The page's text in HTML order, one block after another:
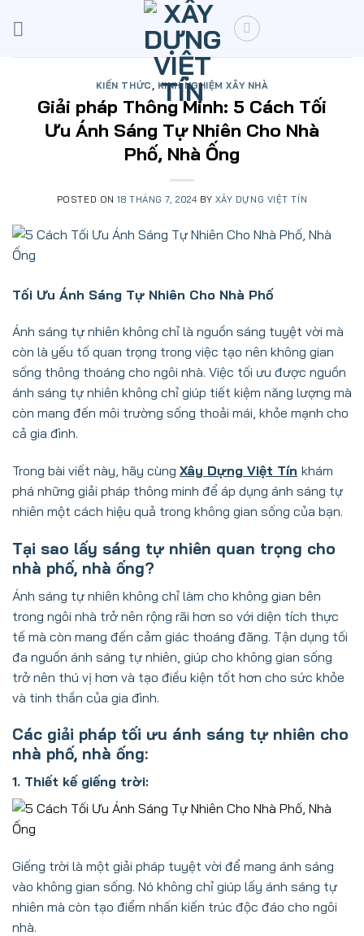
KIẾN THỨC , KINH NGHIỆM XÂY NHÀ
Giải pháp Thông Minh: 5 Cách Tối
Ưu Ánh Sáng Tự Nhiên Cho Nhà
Phố, Nhà Ống
POSTED ON18 THÁNG 7, 2024 BY XÂY DỰNG VIỆT TÍN
Tối Ưu Ánh Sáng Tự Nhiên Cho Nhà Phố
Ánh sáng tự nhiên không chỉ là nguồn sáng tuyệt vời mà
còn là yếu tố quan trọng trong việc tạo nên không gian
sống thông thoáng cho ngôi nhà. Việc tối ưu được nguồn
ánh sáng tự nhiên không chỉ giúp tiết kiệm năng lượng mà
còn mang đến môi trường sống thoải mái, khỏe mạnh cho
cả gia đình.
Trong bài viết này, hãy cùng Xây Dựng Việt Tín khám
phá những giải pháp thông minh để áp dụng ánh sáng tự
nhiên một cách hiệu quả trong không gian sống của bạn.
Tại sao lấy sáng tự nhiên quan trọng cho
nhà phố, nhà ống?
Ánh sáng tự nhiên không chỉ làm cho không gian bên
trong ngôi nhà trở nên rộng rãi hơn so với diện tích thực
tế mà còn mang đến cảm giác thoáng đãng. Tận dụng tối
đa nguồn ánh sáng tự nhiên, giúp cho không gian sống
trở nên thú vị hơn và tạo điều kiện tốt hơn cho sức khỏe
và tinh thần của gia đình.
Các giải pháp tối ưu ánh sáng tự nhiên cho
nhà phố, nhà ống:
1. Thiết kế giếng trời:
Giếng trời là một giải pháp tuyệt vời để mang ánh sáng
vào không gian sống. Nó không chỉ giúp lấy ánh sáng tự
nhiên mà còn tạo điểm nhấn kiến trúc độc đáo cho ngôi
nhà.